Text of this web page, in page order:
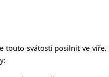
touto svátostí posilnit ve